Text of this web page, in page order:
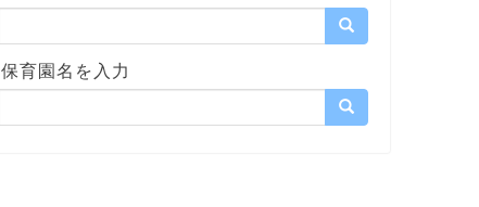
保育園名を入力